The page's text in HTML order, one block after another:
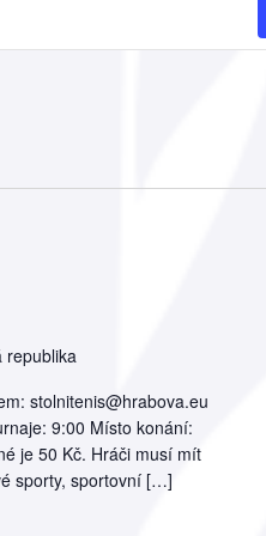
republika
stolnitenis@hrabova.eu
9:00 Místo konání:
je 50 Kč. Hráči musí mít
sporty, sportovní […]